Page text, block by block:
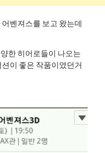
벤져스를 보고 왔는데
한 히어로들이 나오는
이 좋은 작품이였던거